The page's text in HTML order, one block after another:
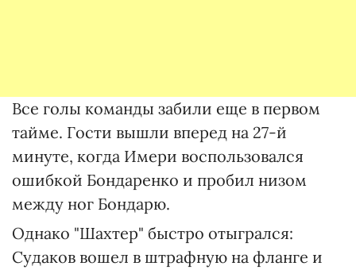
Все голы команды забили еще в первом
тайме. Гости вышли вперед на 27-й
минуте, когда Имери воспользовался
ошибкой Бондаренко и пробил низом
между ног Бондарю.
Однако "Шахтер" быстро отыгрался:
Судаков вошел в штрафную на фланге и